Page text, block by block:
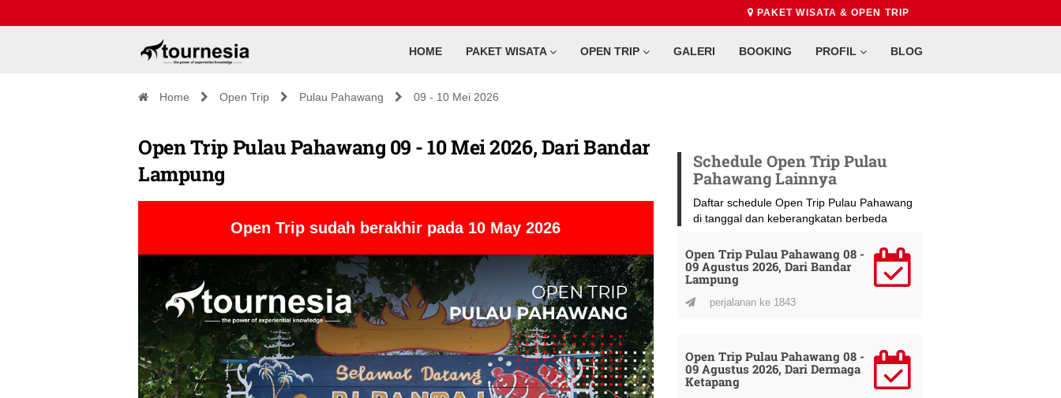
PAKET WISATA & OPEN TRIP
HOME PAKET WISATA OPEN TRIP GALERI BOOKING PROFIL BLOG
Home Open Trip Pulau Pahawang 09 - 10 Mei 2026
Open Trip Pulau Pahawang 09 - 10 Mei 2026, Dari Bandar
Lampung
Open Trip sudah berakhir pada 10 May 2026
Schedule Open Trip Pulau
Pahawang Lainnya
Daftar schedule Open Trip Pulau Pahawang
di tanggal dan keberangkatan berbeda
Open Trip Pulau Pahawang 08 -
09 Agustus 2026, Dari Bandar
Lampung
perjalanan ke 1843
Open Trip Pulau Pahawang 08 -
09 Agustus 2026, Dari Dermaga
Ketapang